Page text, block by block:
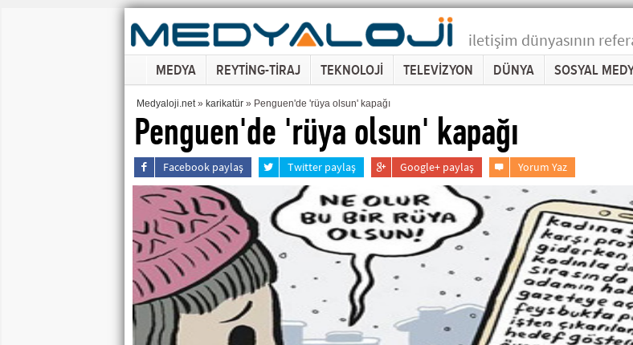
iletişim dünyasının
MEDYA REYTİNG-TİRAJ TEKNOLOJİ TELEVİZYON DÜNYA SOSYAL
Penguen'de 'rüya olsun' kapağı
Medyaloji.net» karikatür» Penguen'de 'rüya olsun' kapağı
Facebook paylaş Twitter paylaş Google+ paylaş Yorum Yaz